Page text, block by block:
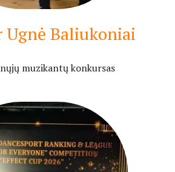
Ugnė Baliukoniai
muzikantų konkursas